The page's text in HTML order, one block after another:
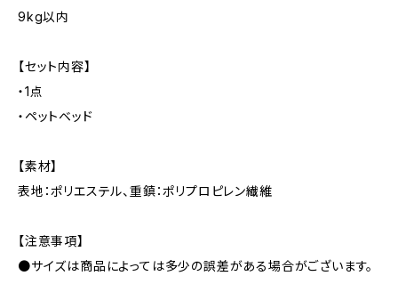
9kg以内
【セット内容】
・1点
・ペットベッド
【素材】
表地：ポリエステル、重鎮：ポリプロピレン繊維
【注意事項】
●サイズは商品によっては多少の誤差がある場合がございます。